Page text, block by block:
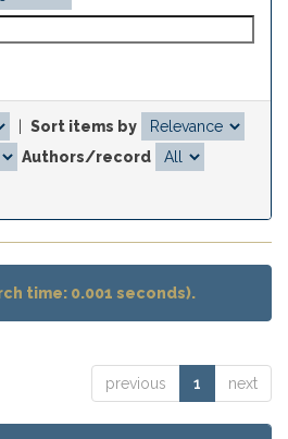
Sort items by
Authors/record
time: 0.001 seconds).
previous 1 next